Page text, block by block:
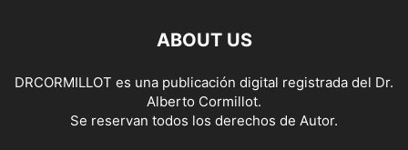
ABOUT US
DRCORMILLOT es una publicación digital registrada del Dr.
Alberto Cormillot.
Se reservan todos los derechos de Autor.